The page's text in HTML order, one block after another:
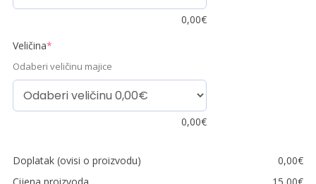
0,00€
Veličina*
Odaberi veličinu majice
0,00€
Doplatak (ovisi o proizvodu) 0,00€